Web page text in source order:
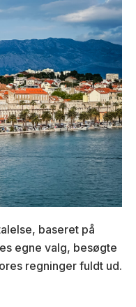
baseret på
egne valg, besøgte
regninger fuldt ud.